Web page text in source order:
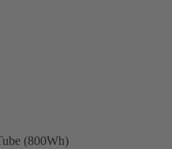
(800Wh)